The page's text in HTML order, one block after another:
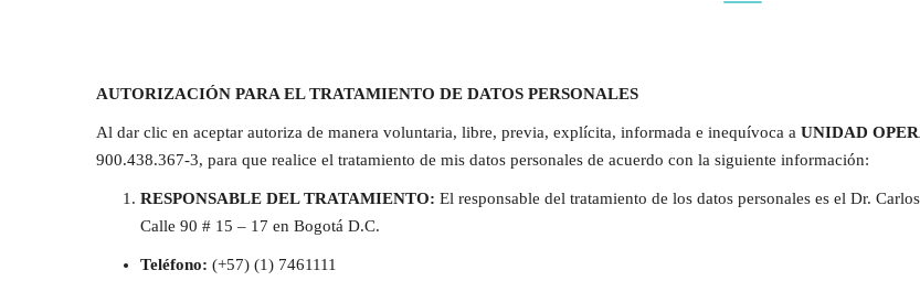
AUTORIZACIÓN PARA EL TRATAMIENTO DE DATOS PERSONALES
Al dar clic en aceptar autoriza de manera voluntaria, libre, previa, explícita, informada e inequívoca a UNIDAD
900.438.367-3, para que realice el tratamiento de mis datos personales de acuerdo con la siguiente información:
RESPONSABLE DEL TRATAMIENTO: El responsable del tratamiento de los datos personales es el Dr.
Calle 90 # 15 – 17 en Bogotá D.C.
Teléfono: (+57) (1) 7461111